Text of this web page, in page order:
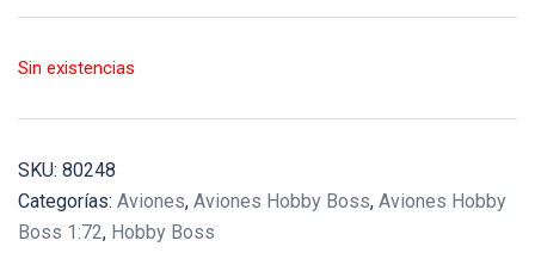
Sin existencias
SKU: 80248
Categorías: Aviones, Aviones Hobby Boss, Aviones Hobby
Boss 1:72, Hobby Boss